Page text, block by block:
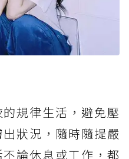
規律生活，避免壓
狀況，隨時隨提嚴
論休息或工作，都